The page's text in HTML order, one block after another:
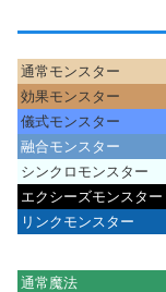
通常モンスター
効果モンスター
儀式モンスター
融合モンスター
シンクロモンスター
エクシーズモンスター
リンクモンスター
通常魔法